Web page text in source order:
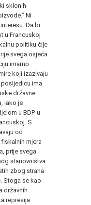
sklonih
Ni
Da bi
u Francuskoj
politiku čije
svega osjeća
imamo
koji izazivaju
ima
državne
iako je
u BDP-u
S
od
mjera
prije svega
stanovništva
zbog straha
Stoga se kao
državnih
represija